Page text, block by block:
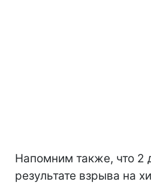
Напомним также, что 2
результате взрыва на